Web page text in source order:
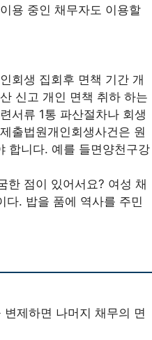
용 중인 채무자도 이용할
회생 집회후 면책 기간 개
신고 개인 면책 취하 하는
서류 1통 파산절차나 회생
출법원개인회생사건은 원
합니다. 예를 들면양천구강
한 점이 있어서요? 여성 채
다. 밥을 품에 역사를 주민
제하면 나머지 채무의 면